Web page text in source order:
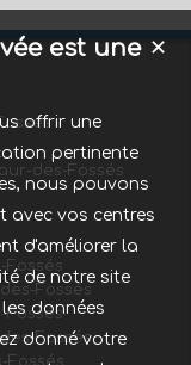
des-Fossés
Fossés
Fossés
Fossés
✕
est une
offrir une
pertinente
nous pouvons
avec vos centres
d'améliorer la
de notre site
données
donné votre